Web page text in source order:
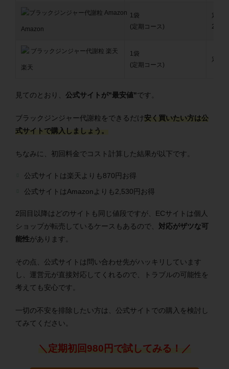
Amazon
1袋
(定期コース)
定期
2回
楽天
1袋
(定期コース)
定期
見てのとおり、 公式サイトが"最安値"です。
ブラックジンジャー代謝粒をできるだけ安く買いたい方は公
式サイトで購入しましょう。
ちなみに、初回料金でコスト計算した結果が以下です。
公式サイトは楽天よりも870円お得
公式サイトはAmazonよりも2,530円お得
2回目以降はどのサイトも同じ値段ですが、ECサイトは個人
ショップが転売しているケースもあるので、 対応がザツな可
能性があります。
その点、公式サイトは問い合わせ先がハッキリしています
し、運営元が直接対応してくれるので、トラブルの可能性を
考えても安心です。
一切の不安を排除したい方は、公式サイトでの購入を検討し
てみてください。
＼定期初回980円で試してみる！／